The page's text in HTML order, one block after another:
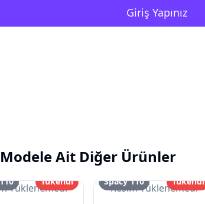
Giriş Yapınız
Ait Diğer Ürünler
Yüklenemedi
Tükendi
Resim Yüklenemedi
Spacy 110 Tükendi